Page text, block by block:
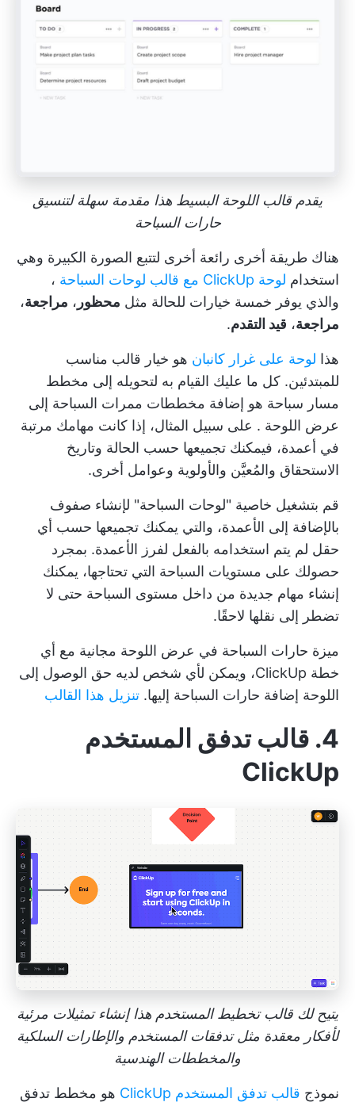
يقدم قالب اللوحة البسيط هذا مقدمة سهلة لتنسيق
حارات السباحة
هناك طريقة أخرى رائعة أخرى لتتبع الصورة الكبيرة وهي
استخدام لوحة ClickUp مع قالب لوحات السباحة
،
والذي يوفر خمسة خيارات للحالة مثل محظور ، مراجعة،
مراجعة، قيد التقدم.
هذا لوحة على غرار كانبان هو خيار قالب مناسب
للمبتدئين. كل ما عليك القيام به لتحويله إلى مخطط
مسار سباحة هو إضافة مخططات ممرات السباحة إلى
عرض اللوحة . على سبيل المثال، إذا كانت مهامك مرتبة
في أعمدة، فيمكنك تجميعها حسب الحالة وتاريخ
الاستحقاق والمُعيَّن والأولوية وعوامل أخرى.
قم بتشغيل خاصية "لوحات السباحة" لإنشاء صفوف
بالإضافة إلى الأعمدة، والتي يمكنك تجميعها حسب أي
حقل لم يتم استخدامه بالفعل لفرز الأعمدة. بمجرد
حصولك على مستويات السباحة التي تحتاجها، يمكنك
إنشاء مهام جديدة من داخل مستوى السباحة حتى لا
تضطر إلى نقلها لاحقًا.
ميزة حارات السباحة في عرض اللوحة مجانية مع أي
خطة ClickUp، ويمكن لأي شخص لديه حق الوصول إلى
اللوحة إضافة حارات السباحة إليها. تنزيل هذا القالب
4. قالب تدفق المستخدم
ClickUp
يتيح لك قالب تخطيط المستخدم هذا إنشاء تمثيلات مرئية
لأفكار معقدة مثل تدفقات المستخدم والإطارات السلكية
والمخططات الهندسية
نموذج قالب تدفق المستخدم ClickUp هو مخطط تدفق